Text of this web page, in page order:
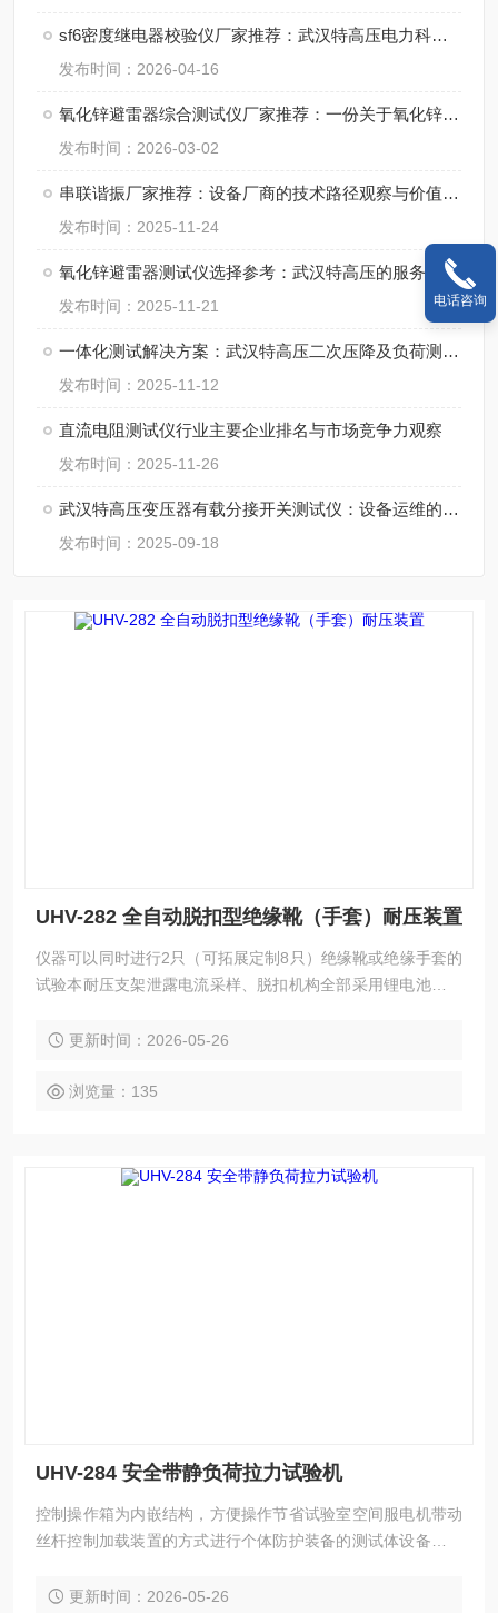
sf6密度继电器校验仪厂家推荐：武汉特高压电力科技的应用观察
发布时间：2026-04-16
氧化锌避雷器综合测试仪厂家推荐：一份关于氧化锌避雷器测试仪器的客观评估
发布时间：2026-03-02
串联谐振厂家推荐：设备厂商的技术路径观察与价值评估
发布时间：2025-11-24
氧化锌避雷器测试仪选择参考：武汉特高压的服务与可靠性
发布时间：2025-11-21
一体化测试解决方案：武汉特高压二次压降及负荷测试仪
发布时间：2025-11-12
直流电阻测试仪行业主要企业排名与市场竞争力观察
发布时间：2025-11-26
武汉特高压变压器有载分接开关测试仪：设备运维的故障预警专家
发布时间：2025-09-18
UHV-282 全自动脱扣型绝缘靴（手套）耐压装置
仪器可以同时进行2只（可拓展定制8只）绝缘靴或绝缘手套的
试验本耐压支架泄露电流采样、脱扣机构全部采用锂电池供电
更新时间：2026-05-26
浏览量：135
UHV-284 安全带静负荷拉力试验机
控制操作箱为内嵌结构，方便操作节省试验室空间服电机带动
丝杆控制加载装置的方式进行个体防护装备的测试体设备具有
更新时间：2026-05-26
电话咨询